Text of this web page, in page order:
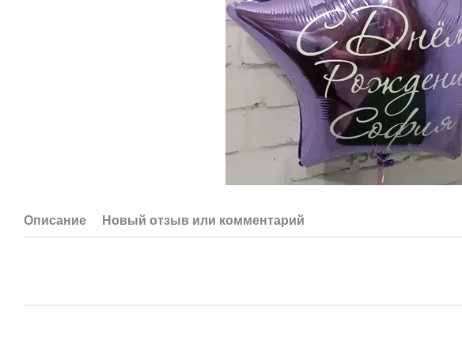
Описание Новый отзыв или комментарий